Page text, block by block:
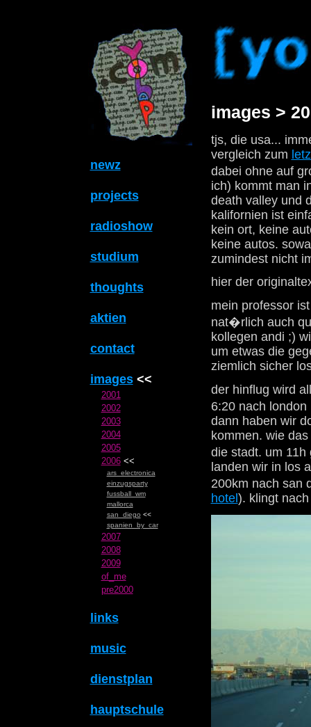
newz
projects
radioshow
studium
thoughts
aktien
contact
images<<
2001
2002
2003
2004
2005
2006<<
ars_electronica
einzugsparty
fussball_wm
mallorca
san_diego <<
spanien_by_car
2007
2008
2009
of_me
pre2000
links
music
dienstplan
hauptschule
images >
tjs, die usa...
vergleich zum
dabei ohne auf
ich) kommt man
death valley und
kalifornien ist
kein ort, keine
keine autos.
zumindest nicht
hier der
mein professor
nat�rlich auch
kollegen andi ;)
um etwas die
ziemlich sicher
der hinflug wird
6:20 nach
dann haben wir
kommen. wie
die stadt. um
landen wir in los
200km nach san
hotel). klingt